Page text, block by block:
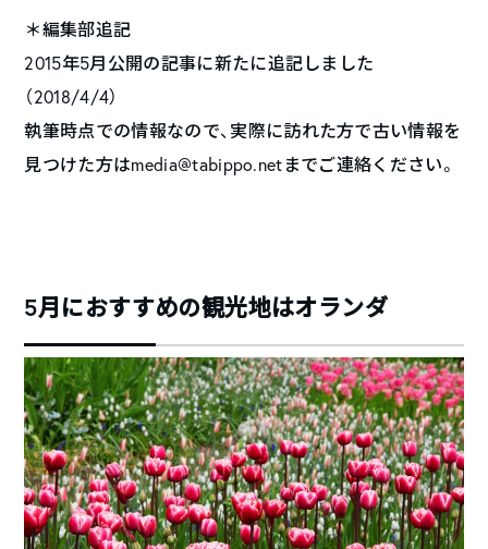
＊編集部追記
2015年5月公開の記事に新たに追記しました
（2018/4/4）
執筆時点での情報なので、実際に訪れた方で古い情報を
見つけた方はmedia@tabippo.netまでご連絡ください。
5月におすすめの観光地はオランダ